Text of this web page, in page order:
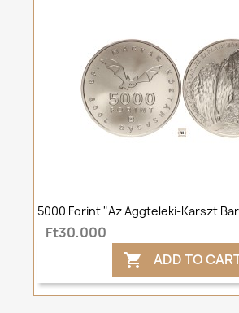
5000 Forint "Az Aggteleki-Karszt
Ft30,000
 ADD TO